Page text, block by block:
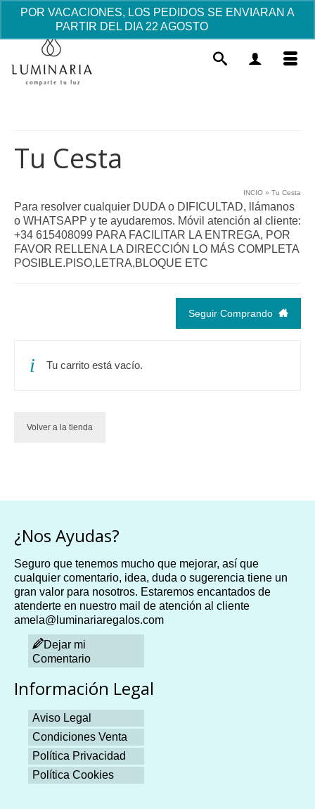
POR VACACIONES, LOS PEDIDOS SE ENVIARAN A
PARTIR DEL DIA 22 AGOSTO
Tu Cesta
INCIO » Tu Cesta
Para resolver cualquier DUDA o DIFICULTAD, llámanos
o WHATSAPP y te ayudaremos. Móvil atención al cliente:
+34 615408099 PARA FACILITAR LA ENTREGA, POR
FAVOR RELLENA LA DIRECCIÓN LO MÁS COMPLETA
POSIBLE.PISO,LETRA,BLOQUE ETC
Seguir Comprando
Tu carrito está vacío.
Volver a la tienda
¿Nos Ayudas?
Seguro que tenemos mucho que mejorar, así que
cualquier comentario, idea, duda o sugerencia tiene un
gran valor para nosotros. Estaremos encantados de
atenderte en nuestro mail de atención al cliente
amela@luminariaregalos.com
Dejar mi
Comentario
Información Legal
Aviso Legal
Condiciones Venta
Política Privacidad
Política Cookies
Natividad Esperanza
131.19 € + AÑADIR